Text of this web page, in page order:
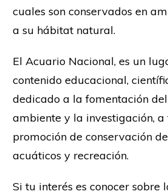
cuales son conservados en
a su hábitat natural.
El Acuario Nacional, es un
contenido educacional,
dedicado a la fomentación
ambiente y la investigación, a
promoción de conservación
acuáticos y recreación.
Si tu interés es conocer sobre